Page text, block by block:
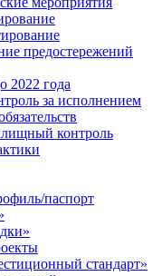
предостережений
2022 года
за исполнением
контроль
паспорт
стандарт»